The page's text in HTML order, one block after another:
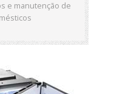
e manutenção de